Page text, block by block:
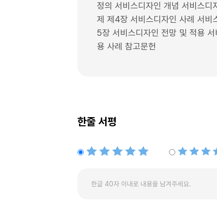
정의 서비스디자인 개념 서비스
제 제4장 서비스디자인 사례 서
5장 서비스디자인 전망 및 적용
용 사례 참고문헌
한줄 서평
별점5개 별점4개